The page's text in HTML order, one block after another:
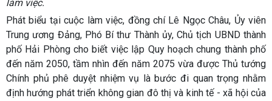
làm việc.
Phát biểu tại cuộc làm việc, đồng chí Lê Ngọc Châu, Ủy viên
Trung ương Đảng, Phó Bí thư Thành ủy, Chủ tịch UBND thành
phố Hải Phòng cho biết việc lập Quy hoạch chung thành phố
đến năm 2050, tầm nhìn đến năm 2075 vừa được Thủ tướng
Chính phủ phê duyệt nhiệm vụ là bước đi quan trọng nhằm
định hướng phát triển không gian đô thị và kinh tế - xã hội của